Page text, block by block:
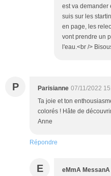
est va demander
suis sur les
en page, les
vont prendre un
l'eau.<br />
P Parisianne 07/11/2022
Ta joie et ton
colorés ! Hâte de
Anne
Répondre
E eMmA MessanA